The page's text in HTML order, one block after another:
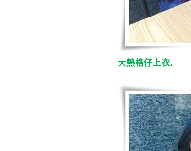
大熱格仔上衣.